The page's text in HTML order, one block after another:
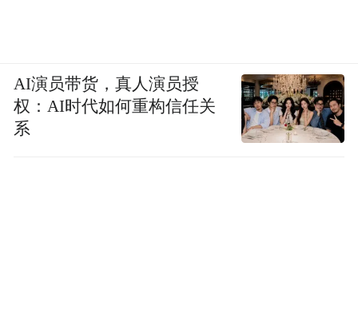
AI演员带货，真人演员授
权：AI时代如何重构信任关
系